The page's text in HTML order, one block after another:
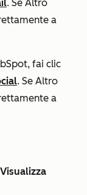
. Se Altro
a
fai clic
. Se Altro
a
Visualizza